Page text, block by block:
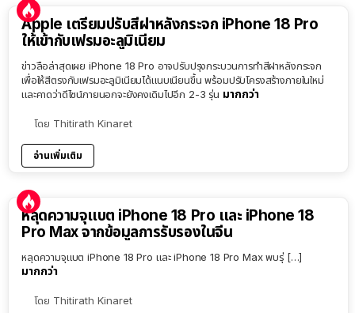
Apple เตรียมปรับสีฝาหลังกระจก iPhone 18 Pro
ให้เข้ากับเฟรมอะลูมิเนียม
ข่าวลือล่าสุดเผย iPhone 18 Pro อาจปรับปรุงกระบวนการทำสีฝาหลังกระจก
เพื่อให้สีตรงกับเฟรมอะลูมิเนียมได้แนบเนียนขึ้น พร้อมปรับโครงสร้างภายในใหม่
และคาดว่าดีไซน์ภายนอกจะยังคงเดิมไปอีก 2-3 รุ่น มากกว่า
โดย Thitirath Kinaret
อ่านเพิ่มเติม
หลุดความจุแบต iPhone 18 Pro และ iPhone 18
Pro Max จากข้อมูลการรับรองในจีน
หลุดความจุแบต iPhone 18 Pro และ iPhone 18 Pro Max พบรุ่ […]
มากกว่า
โดย Thitirath Kinaret